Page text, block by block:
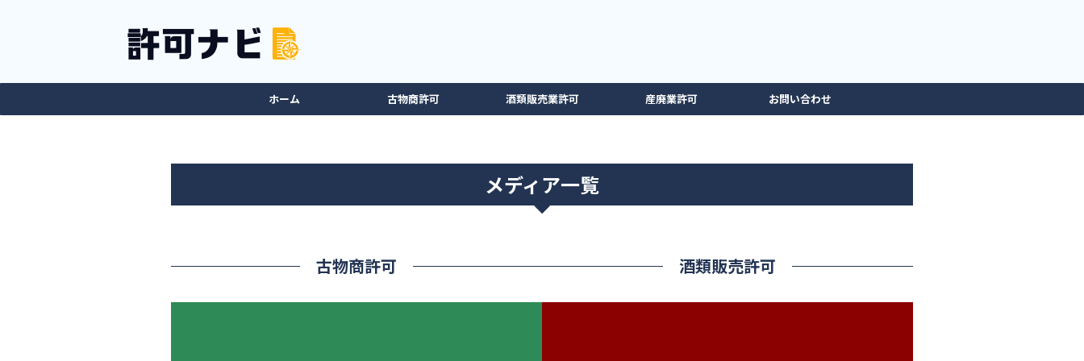
ホーム 古物商許可 酒類販売業許可 産廃業許可 お問い合わせ
メディア一覧
古物商許可 酒類販売許可